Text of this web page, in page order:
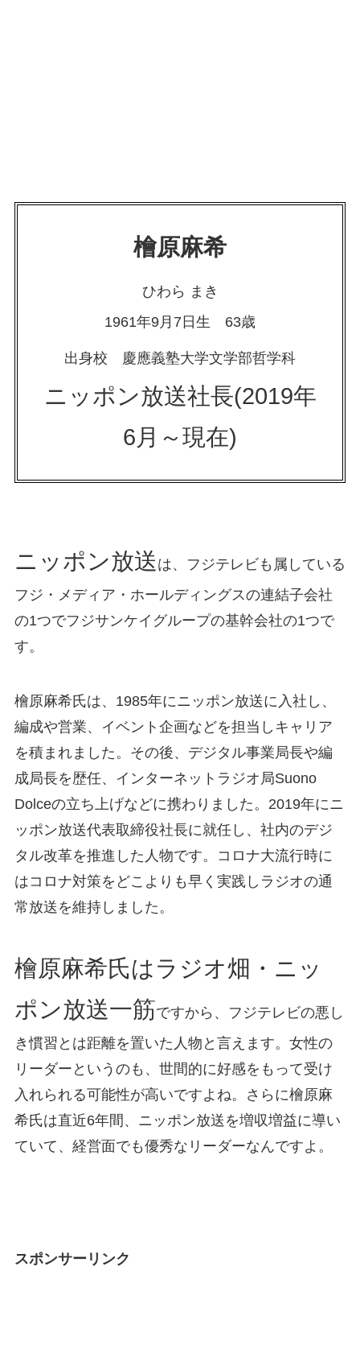
檜原麻希
ひわら まき
1961年9月7日生 63歳
出身校 慶應義塾大学文学部哲学科
ニッポン放送社長(2019年
6月～現在)
ニッポン放送 は、フジテレビも属している
フジ・メディア・ホールディングスの連結子会社
の1つでフジサンケイグループの基幹会社の1つで
す。
檜原麻希氏は、1985年にニッポン放送に入社し、
編成や営業、イベント企画などを担当しキャリア
を積まれました。その後、デジタル事業局長や編
成局長を歴任、インターネットラジオ局Suono
Dolceの立ち上げなどに携わりました。2019年にニ
ッポン放送代表取締役社長に就任し、社内のデジ
タル改革を推進した人物です。コロナ大流行時に
はコロナ対策をどこよりも早く実践しラジオの通
常放送を維持しました。
檜原麻希氏はラジオ畑・ニッ
ポン放送一筋ですから、フジテレビの悪し
き慣習とは距離を置いた人物と言えます。女性の
リーダーというのも、世間的に好感をもって受け
入れられる可能性が高いですよね。さらに檜原麻
希氏は直近6年間、ニッポン放送を増収増益に導い
ていて、経営面でも優秀なリーダーなんですよ。
スポンサーリンク